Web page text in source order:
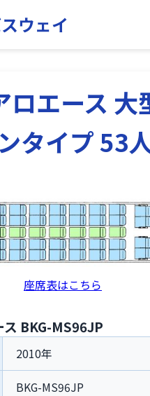
ウェイ
ロエース 大
タイプ 53
座席表はこちら
BKG-MS96JP
2010年
BKG-MS96JP